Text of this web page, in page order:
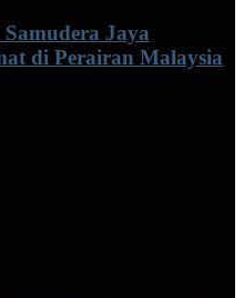
Jaya
di Perairan Malaysia